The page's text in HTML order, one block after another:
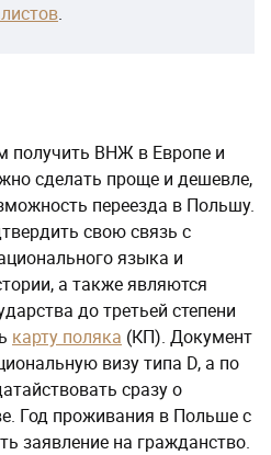
.
ВНЖ в Европе и
сделать проще и дешевле,
переезда в Польшу.
свою связь с
языка и
а также являются
до третьей степени
карту поляка (КП). Документ
визу типа D, а по
сразу о
Год проживания в Польше с
заявление на гражданство.